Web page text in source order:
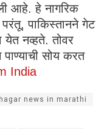
आहे. हे नागरिक
पाकिस्तानने गेट
येत नव्हते. तोवर
सोय करत
India
news in marathi